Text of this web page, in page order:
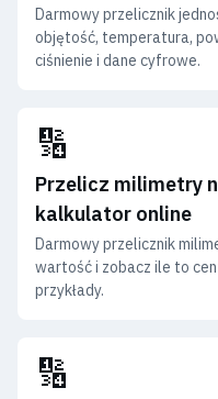
Darmowy przelicznik
objętość, temperatura,
ciśnienie i dane cyfrowe.
🔢
Przelicz milimetry
kalkulator online
Darmowy przelicznik
wartość i zobacz ile to
przykłady.
🔢